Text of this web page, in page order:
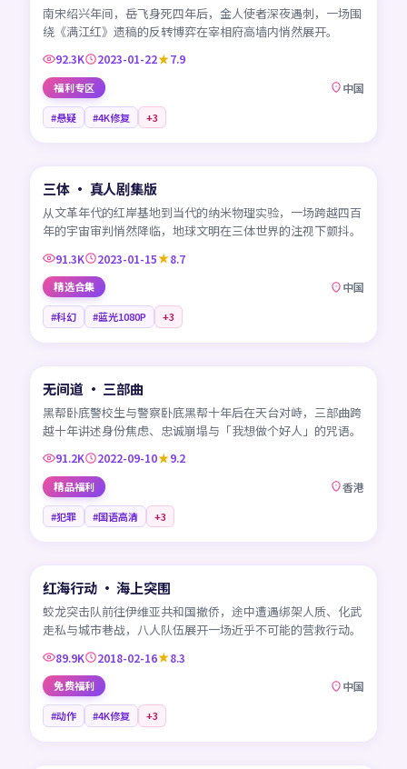
南宋绍兴年间，岳飞身死四年后，金人使者深夜遇刺，一场围
绕《满江红》遗稿的反转博弈在宰相府高墙内悄然展开。
92.3K 2023-01-22 7.9
福利专区 中国
#悬疑 #4K修复 +3
CN
三体 · 真人剧集版
从文革年代的红岸基地到当代的纳米物理实验，一场跨越四百
年的宇宙审判悄然降临，地球文明在三体世界的注视下颤抖。
91.3K 2023-01-15 8.7
精选合集 中国
#科幻 #蓝光1080P +3
HK
无间道 · 三部曲
黑帮卧底警校生与警察卧底黑帮十年后在天台对峙，三部曲跨
越十年讲述身份焦虑、忠诚崩塌与「我想做个好人」的咒语。
91.2K 2022-09-10 9.2
精品福利 香港
#犯罪 #国语高清 +3
CN
红海行动 · 海上突围
蛟龙突击队前往伊维亚共和国撤侨，途中遭遇绑架人质、化武
走私与城市巷战，八人队伍展开一场近乎不可能的营救行动。
89.9K 2018-02-16 8.3
免费福利 中国
#动作 #4K修复 +3